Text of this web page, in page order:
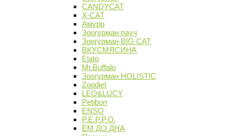
CANDYCAT
X-CAT
Амурр
Зоогурман пауч
Зоогурман BIG CAT
ВКУСМЯСИНА
Elato
Mr.Buffalo
Зоогурман HOLISTIC
Zoodiet
LEO&LUCY
Petibon
ENSO
P.E.P.P.O.
ЕМ ДО ДНА